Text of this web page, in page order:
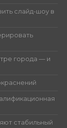
слайд-шоу в
города — и
стабильный